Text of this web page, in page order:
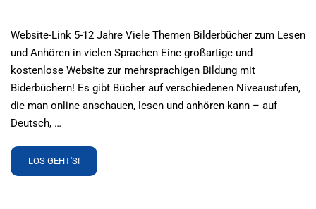
Website-Link 5-12 Jahre Viele Themen Bilderbücher zum Lesen
und Anhören in vielen Sprachen Eine großartige und
kostenlose Website zur mehrsprachigen Bildung mit
Biderbüchern! Es gibt Bücher auf verschiedenen Niveaustufen,
die man online anschauen, lesen und anhören kann – auf
Deutsch, …
READ
MORE
LOS GEHT'S!